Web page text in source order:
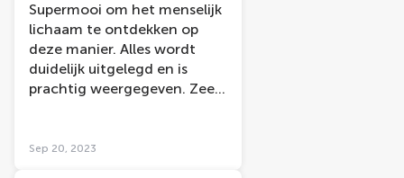
Supermooi om het menselijk
lichaam te ontdekken op
deze manier. Alles wordt
duidelijk uitgelegd en is
prachtig weergegeven. Zeer
tegenkomen, dat is Arjen.
Sep 20, 2023